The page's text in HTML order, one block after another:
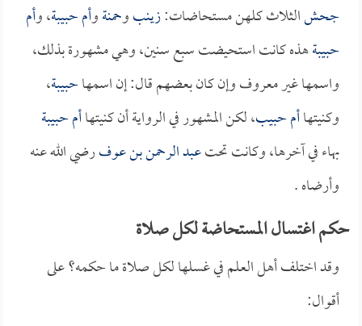
جحشالثلاث كلهن مستحاضات:زينبوحمنةوأم حبيبة، وأم
حبيبةهذه كانت استحيضت سبع سنين، وهي مشهورة بذلك،
واسمها غير معروف وإن كان بعضهم قال: إن اسمهاحبيبة،
وكنيتهاأم حبيب، لكن المشهور في الرواية أن كنيتهاأم حبيبة
بهاء في آخرها، وكانت تحتعبد الرحمن بن عوفرضي الله عنه
وأرضاه .
حكم اغتسال المستحاضة لكل صلاة
وقد اختلف أهل العلم في غسلها لكل صلاة ما حكمه؟ على
أقوال: